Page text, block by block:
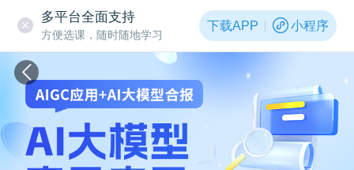
多平台全面支持
方便选课，随时随地学习
下载APP 小程序